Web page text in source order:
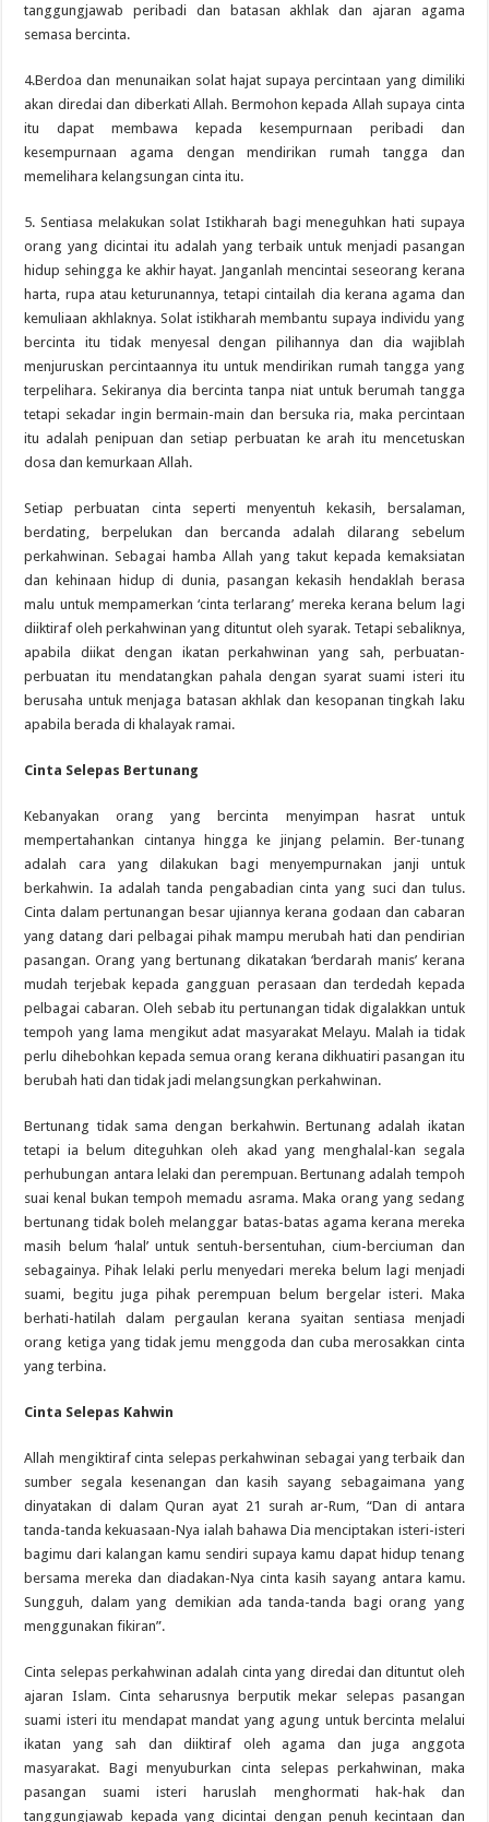
tanggungjawab peribadi dan batasan akhlak dan ajaran agama
semasa bercinta.
4.Berdoa dan menunaikan solat hajat supaya percintaan yang dimiliki
akan diredai dan diberkati Allah. Bermohon kepada Allah supaya cinta
itu dapat membawa kepada kesempurnaan peribadi dan
kesempurnaan agama dengan mendirikan rumah tangga dan
memelihara kelangsungan cinta itu.
5. Sentiasa melakukan solat Istikharah bagi meneguhkan hati supaya
orang yang dicintai itu adalah yang terbaik untuk menjadi pasangan
hidup sehingga ke akhir hayat. Janganlah mencintai seseorang kerana
harta, rupa atau keturunannya, tetapi cintailah dia kerana agama dan
kemuliaan akhlaknya. Solat istikharah membantu supaya individu yang
bercinta itu tidak menyesal dengan pilihannya dan dia wajiblah
menjuruskan percintaannya itu untuk mendirikan rumah tangga yang
terpelihara. Sekiranya dia bercinta tanpa niat untuk berumah tangga
tetapi sekadar ingin bermain-main dan bersuka ria, maka percintaan
itu adalah penipuan dan setiap perbuatan ke arah itu mencetuskan
dosa dan kemurkaan Allah.
Setiap perbuatan cinta seperti menyentuh kekasih, bersalaman,
berdating, berpelukan dan bercanda adalah dilarang sebelum
perkahwinan. Sebagai hamba Allah yang takut kepada kemaksiatan
dan kehinaan hidup di dunia, pasangan kekasih hendaklah berasa
malu untuk mempamerkan ‘cinta terlarang’ mereka kerana belum lagi
diiktiraf oleh perkahwinan yang dituntut oleh syarak. Tetapi sebaliknya,
apabila diikat dengan ikatan perkahwinan yang sah, perbuatan-
perbuatan itu mendatangkan pahala dengan syarat suami isteri itu
berusaha untuk menjaga batasan akhlak dan kesopanan tingkah laku
apabila berada di khalayak ramai.
Cinta Selepas Bertunang
Kebanyakan orang yang bercinta menyimpan hasrat untuk
mempertahankan cintanya hingga ke jinjang pelamin. Ber-tunang
adalah cara yang dilakukan bagi menyempurnakan janji untuk
berkahwin. Ia adalah tanda pengabadian cinta yang suci dan tulus.
Cinta dalam pertunangan besar ujiannya kerana godaan dan cabaran
yang datang dari pelbagai pihak mampu merubah hati dan pendirian
pasangan. Orang yang bertunang dikatakan ‘berdarah manis’ kerana
mudah terjebak kepada gangguan perasaan dan terdedah kepada
pelbagai cabaran. Oleh sebab itu pertunangan tidak digalakkan untuk
tempoh yang lama mengikut adat masyarakat Melayu. Malah ia tidak
perlu dihebohkan kepada semua orang kerana dikhuatiri pasangan itu
berubah hati dan tidak jadi melangsungkan perkahwinan.
Bertunang tidak sama dengan berkahwin. Bertunang adalah ikatan
tetapi ia belum diteguhkan oleh akad yang menghalal-kan segala
perhubungan antara lelaki dan perempuan. Bertunang adalah tempoh
suai kenal bukan tempoh memadu asrama. Maka orang yang sedang
bertunang tidak boleh melanggar batas-batas agama kerana mereka
masih belum ‘halal’ untuk sentuh-bersentuhan, cium-berciuman dan
sebagainya. Pihak lelaki perlu menyedari mereka belum lagi menjadi
suami, begitu juga pihak perempuan belum bergelar isteri. Maka
berhati-hatilah dalam pergaulan kerana syaitan sentiasa menjadi
orang ketiga yang tidak jemu menggoda dan cuba merosakkan cinta
yang terbina.
Cinta Selepas Kahwin
Allah mengiktiraf cinta selepas perkahwinan sebagai yang terbaik dan
sumber segala kesenangan dan kasih sayang sebagaimana yang
dinyatakan di dalam Quran ayat 21 surah ar-Rum, “Dan di antara
tanda-tanda kekuasaan-Nya ialah bahawa Dia menciptakan isteri-isteri
bagimu dari kalangan kamu sendiri supaya kamu dapat hidup tenang
bersama mereka dan diadakan-Nya cinta kasih sayang antara kamu.
Sungguh, dalam yang demikian ada tanda-tanda bagi orang yang
menggunakan fikiran”.
Cinta selepas perkahwinan adalah cinta yang diredai dan dituntut oleh
ajaran Islam. Cinta seharusnya berputik mekar selepas pasangan
suami isteri itu mendapat mandat yang agung untuk bercinta melalui
ikatan yang sah dan diiktiraf oleh agama dan juga anggota
masyarakat. Bagi menyuburkan cinta selepas perkahwinan, maka
pasangan suami isteri haruslah menghormati hak-hak dan
tanggungjawab kepada yang dicintai dengan penuh kecintaan dan